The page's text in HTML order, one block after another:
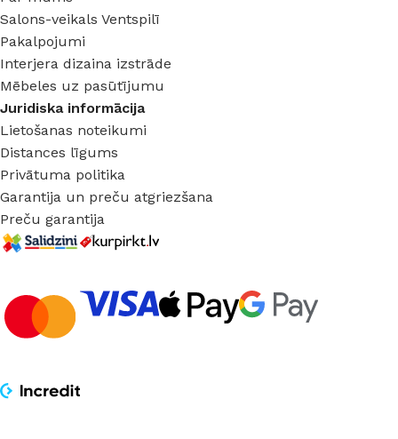
Salons-veikals Ventspilī
Pakalpojumi
Interjera dizaina izstrāde
Mēbeles uz pasūtījumu
Juridiska informācija
Lietošanas noteikumi
Distances līgums
Privātuma politika
Garantija un preču atgriezšana
Preču garantija